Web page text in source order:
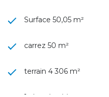
Surface 50,05 m²
carrez 50 m²
terrain 4 306 m²